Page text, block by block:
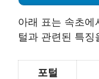
아래 표는 속초에
털과 관련된 특징
포털